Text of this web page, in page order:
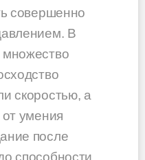
совершенно
В
множество
скоростью, а
от умения
после
способности